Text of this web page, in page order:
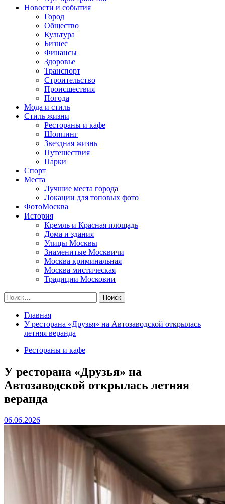
Новости и события
Город
Общество
Культура
Бизнес
Финансы
Здоровье
Транспорт
Строительство
Происшествия
Погода
Мода и стиль
Стиль жизни
Рестораны и кафе
Шоппинг
Звездная жизнь
Путешествия
Парки
Спорт
Места
Лучшие места города
Локации для топовых фото
ФотоМосква
История
Кремль и Красная площадь
Дома и здания
Улицы Москвы
Знаменитые Москвичи
Москва криминальная
Москва мистическая
Традиции Московии
Найти:
Главная
У ресторана «Друзья» на Автозаводской открылась
летняя веранда
Рестораны и кафе
У ресторана «Друзья» на
Автозаводской открылась летняя
веранда
06.06.2026